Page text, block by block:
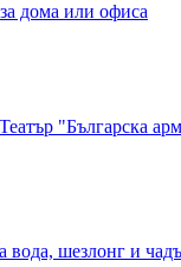
дома или офиса
"Българска
вода, шезлонг и